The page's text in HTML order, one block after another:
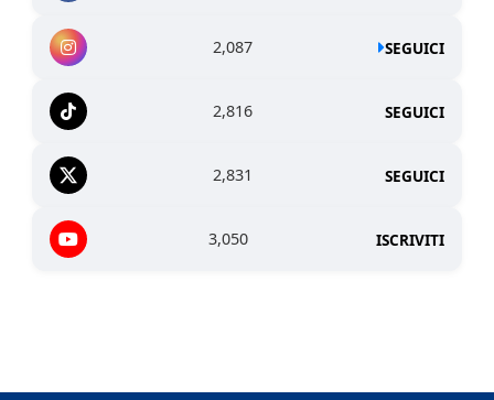
2,087 SEGUICI
2,816 SEGUICI
2,831 SEGUICI
3,050 ISCRIVITI